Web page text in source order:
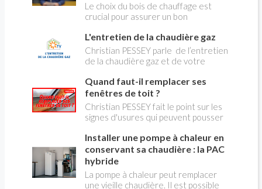
Le choix du bois de chauffage est
crucial pour assurer un bon
l'impact environnemental. Mais
comment reconnaître un bois de
qualité ? Plusieurs critères entrent en
jeu : le type d'essence, le taux
d'humidité, la densité et la saison de
coupe.
L'entretien de la chaudière gaz
Christian PESSEY parle de l’entretien
de la chaudière gaz et de votre
avez un système par radiateurs ou un
plancher chauffant, qui sont alimentés
par une chaudière au gaz, vous devez
faire entretenir celle-ci une fois par
an, que vous soyez locataire ou
propriétaire occupant. C’est la même
chose pour un chauffe-bains au gaz.
C’est une obligation légale. Si vous ne
le faites pas, votre responsabilité
pourra être engagée en cas
Quand faut-il remplacer ses
fenêtres de toit ?
Christian PESSEY fait le point sur les
signes d'usures qui peuvent pousser
toit. En remplaçant vos fenêtre de toit
vous ferez des économies de
chauffage et vous améliorerez le
confort des combles qui en sont
équipées.
Installer une pompe à chaleur en
conservant sa chaudière : la PAC
hybride
La pompe à chaleur peut remplacer
une vieille chaudière. Il est possible